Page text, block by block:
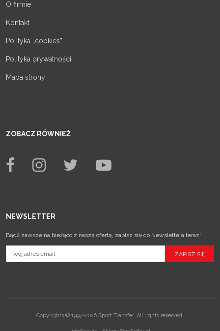
O firmie
Kontakt
Polityka „cookies”
Polityka prywatności
Mapa strony
ZOBACZ RÓWNIEŻ
NEWSLETTER
Bądź zawsze na bieżąco z naszą ofertą, zapisz się do Newslettera teraz!
Copyrights © 1997-2026 Sport Transfer. All rights reserved.